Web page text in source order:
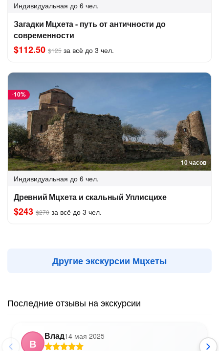
Индивидуальная до 6 чел.
Загадки Мцхета - путь от античности до
современности
$112.50 $125 за всё до 3 чел.
10 часов
-10%
Индивидуальная до 6 чел.
Древний Мцхета и скальный Уплисцихе
$243 $270 за всё до 3 чел.
Другие экскурсии Мцхеты
Последние отзывы на экскурсии
В
Влад14 мая 2025